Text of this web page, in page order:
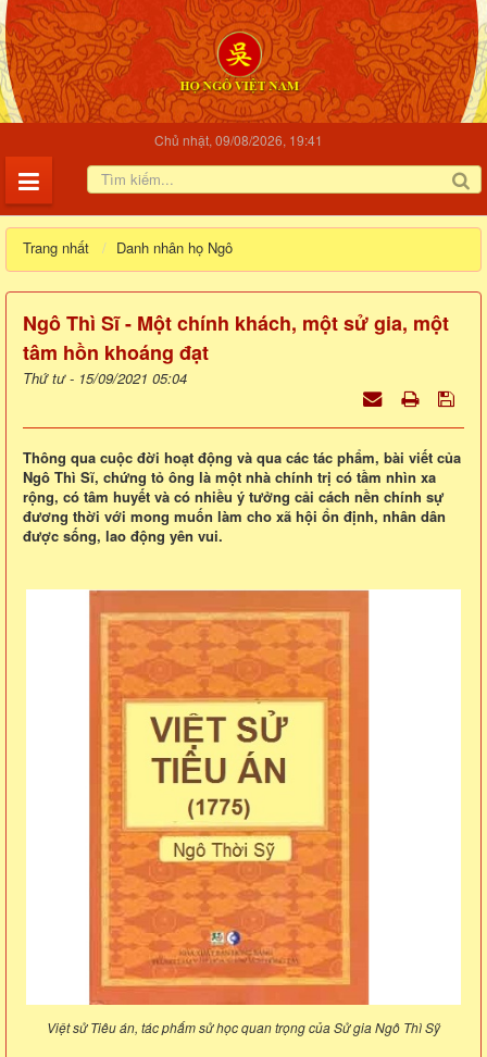
Chủ nhật, 09/08/2026, 19:41
Trang nhất Danh nhân họ Ngô
Ngô Thì Sĩ - Một chính khách, một sử gia, một
tâm hồn khoáng đạt
Thứ tư - 15/09/2021 05:04
Thông qua cuộc đời hoạt động và qua các tác phẩm, bài viết của
Ngô Thì Sĩ, chứng tỏ ông là một nhà chính trị có tầm nhìn xa
rộng, có tâm huyết và có nhiều ý tưởng cải cách nền chính sự
đương thời với mong muốn làm cho xã hội ổn định, nhân dân
được sống, lao động yên vui.
Việt sử Tiêu án, tác phấm sử học quan trọng của Sử gia Ngô Thì Sỹ